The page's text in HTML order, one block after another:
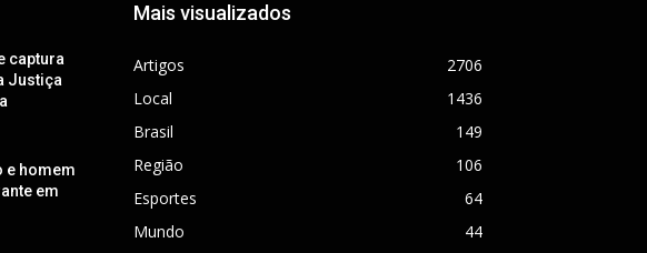
captura
Justiça
e homem
em
Mais visualizados
Artigos
2706
Local
1436
Brasil
149
Região
106
Esportes
64
Mundo
44